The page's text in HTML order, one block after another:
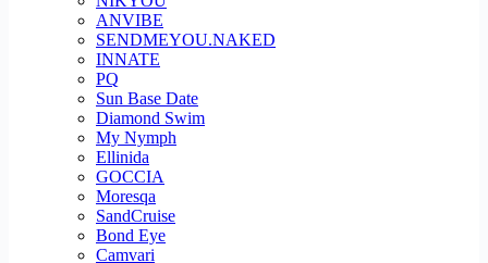
ANVIBE
SENDMEYOU.NAKED
INNATE
PQ
Sun Base Date
Diamond Swim
My Nymph
Ellinida
GOCCIA
Moresqa
SandCruise
Bond Eye
Camvari